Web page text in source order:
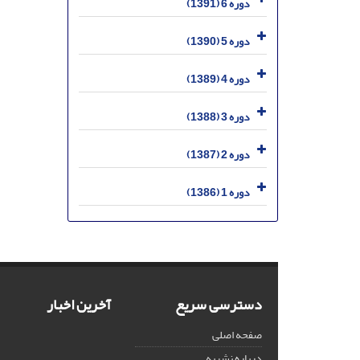
دوره 5 (1390)
دوره 4 (1389)
دوره 3 (1388)
دوره 2 (1387)
دوره 1 (1386)
دسترسی سریع
صفحه اصلی
آخرین اخبار